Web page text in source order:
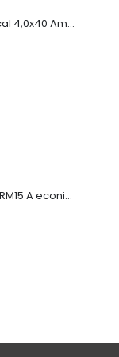
Viti T.P.S. tropical 4,0x40 Ambrovit
Mensola Mital RM15 A econichel 24 x 22